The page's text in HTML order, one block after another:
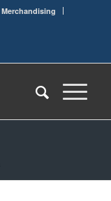
Merchandising